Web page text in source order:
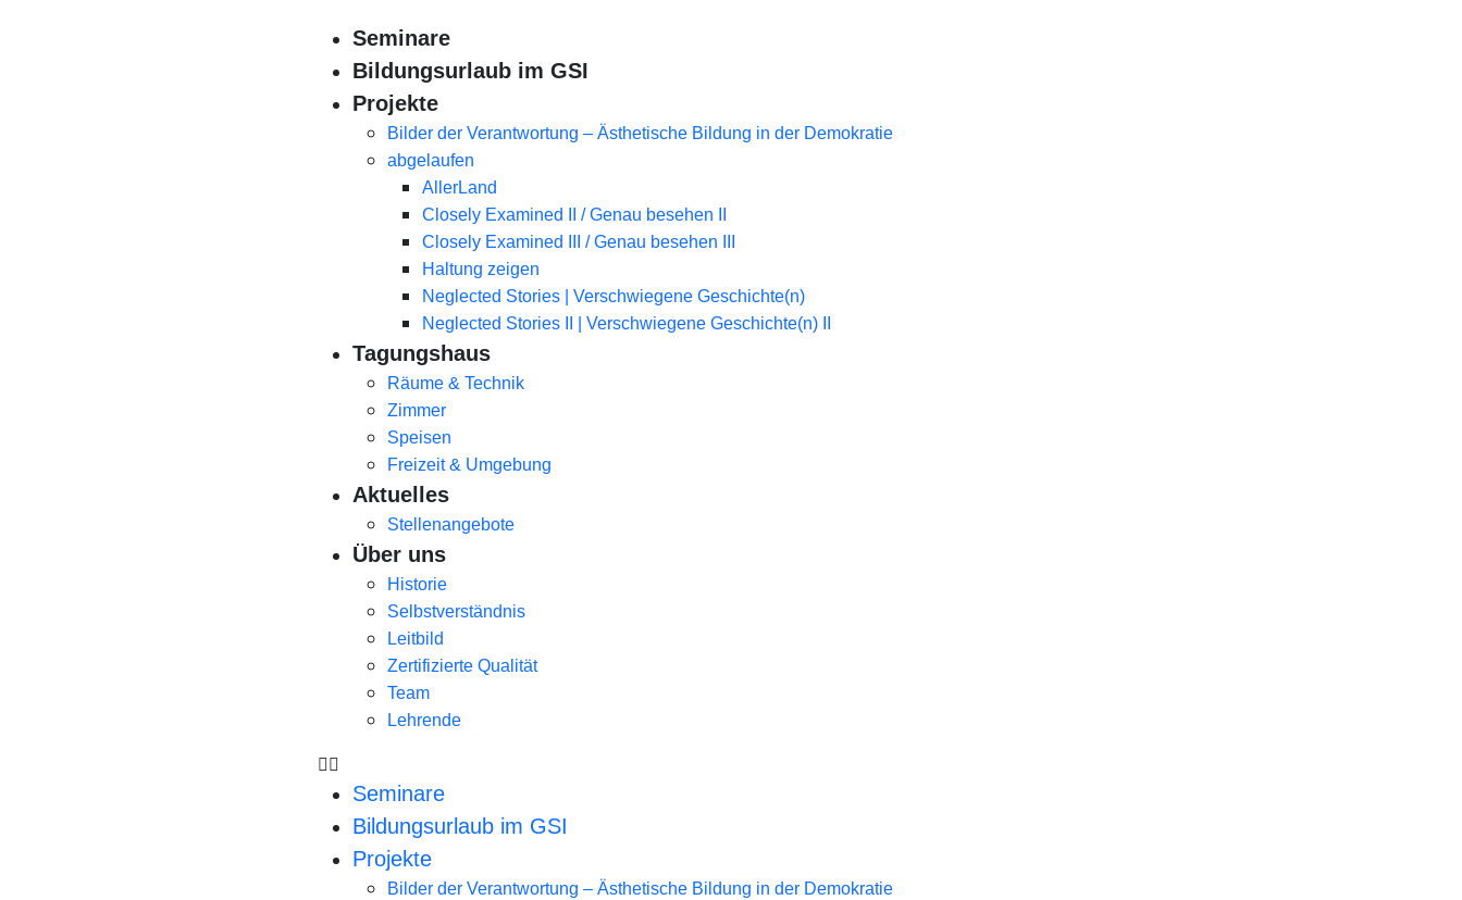
Seminare
Bildungsurlaub im GSI
Projekte
Bilder der Verantwortung – Ästhetische Bildung in der Demokratie
abgelaufen
AllerLand
Closely Examined II / Genau besehen II
Closely Examined III / Genau besehen III
Haltung zeigen
Neglected Stories | Verschwiegene Geschichte(n)
Neglected Stories II | Verschwiegene Geschichte(n) II
Tagungshaus
Räume & Technik
Zimmer
Speisen
Freizeit & Umgebung
Aktuelles
Stellenangebote
Über uns
Historie
Selbstverständnis
Leitbild
Zertifizierte Qualität
Team
Lehrende
Seminare
Bildungsurlaub im GSI
Projekte
Bilder der Verantwortung – Ästhetische Bildung in der Demokratie